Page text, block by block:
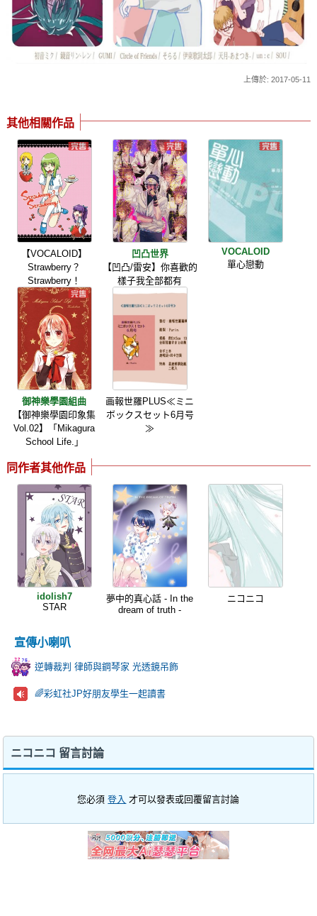
上傳於: 2017-05-11
其他相關作品
【VOCALOID】
Strawberry？
Strawberry！
凹凸世界
【凹凸/雷安】你喜歡的
樣子我全部都有
VOCALOID
單心戀動
御神樂學園組曲
【御神樂學園印象集
Vol.02】「Mikagura
School Life.」
画報世羅PLUS≪ミニ
ボックスセット6月号
≫
同作者其他作品
idolish7
STAR
夢中的真心話 - In the
dream of truth -
ニコニコ
宣傳小喇叭
逆轉裁判 律師與鋼琴家 光透鏡吊飾
🌈彩虹社JP好朋友學生一起讀書
ニコニコ 留言討論
您必須登入 才可以發表或回覆留言討論